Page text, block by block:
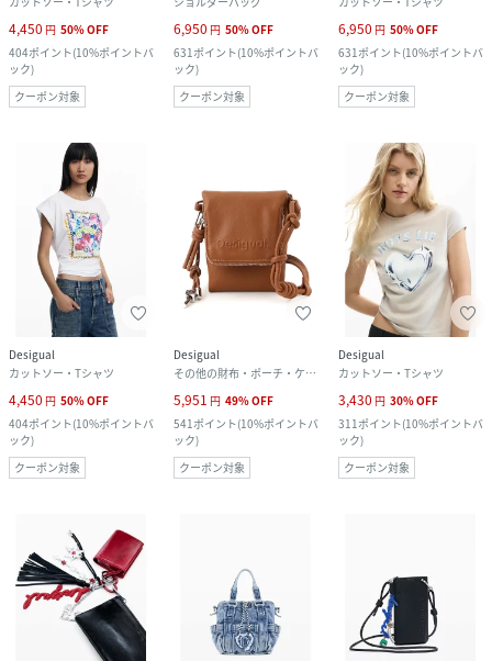
4,450 円 50%OFF
404ポイント(10%ポイントバ
ック)
クーポン対象
6,950 円 50%OFF
631 ポイント(10%ポイントバ
ック)
クーポン対象
6,950 円 50%OFF
631 ポイント(10%ポイントバ
ック)
クーポン対象
Desigual
カットソー・Tシャツ
4,450 円 50%OFF
404ポイント(10%ポイントバ
ック)
クーポン対象
Desigual
その他の財布・ポーチ・ケース
5,951 円 49%OFF
541ポイント(10%ポイントバ
ック)
クーポン対象
Desigual
カットソー・Tシャツ
3,430 円 30%OFF
311ポイント(10%ポイントバ
ック)
クーポン対象